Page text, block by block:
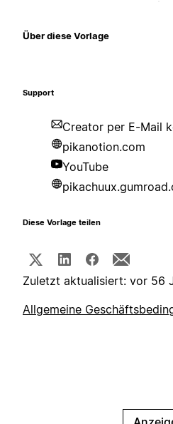
Über diese Vorlage
Support
Creator per E-Mail
pikanotion.com
YouTube
Diese Vorlage teilen
Zuletzt aktualisiert: vor 56
Allgemeine